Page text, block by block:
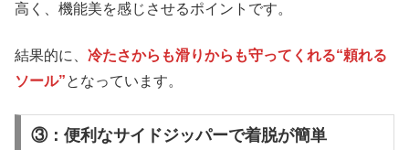
高く、機能美を感じさせるポイントです。
結果的に、 冷たさからも滑りからも守ってくれる“頼れる
ソール”となっています。
③：便利なサイドジッパーで着脱が簡単